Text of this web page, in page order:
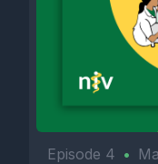
Episode 4 •